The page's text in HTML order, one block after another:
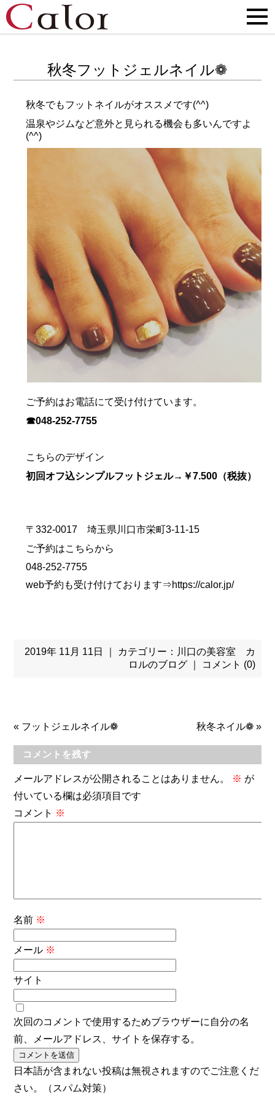
秋冬フットジェルネイル❁
秋冬でもフットネイルがオススメです(^^)
温泉やジムなど意外と見られる機会も多いんですよ
(^^)
ご予約はお電話にて受け付けています。
☎048-252-7755
こちらのデザイン
初回オフ込シンプルフットジェル→￥7.500（税抜）
〒332-0017 埼玉県川口市栄町3-11-15
ご予約はこちらから
048-252-7755
web予約も受け付けております⇒https://calor.jp/
2019年 11月 11日 ｜ カテゴリー： 川口の美容室 カ
ロルのブログ｜ コメント (0)
« フットジェルネイル❁ 秋冬ネイル❁»
コメントを残す
メールアドレスが公開されることはありません。 ※ が
付いている欄は必須項目です
コメント ※
名前 ※
メール ※
サイト
次回のコメントで使用するためブラウザーに自分の名
前、メールアドレス、サイトを保存する。
日本語が含まれない投稿は無視されますのでご注意くだ
さい。（スパム対策）